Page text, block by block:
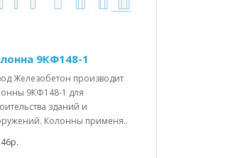
9КФ148-1
Железобетон производит
9КФ148-1 для
зданий и
Колонны применя..